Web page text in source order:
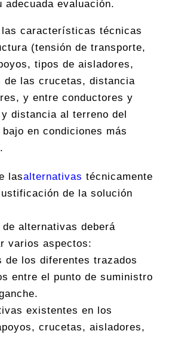
adecuada evaluación.
características técnicas
(tensión de transporte,
tipos de aisladores,
las crucetas, distancia
y entre conductores y
distancia al terreno del
en condiciones más
lasalternativas técnicamente
de la solución
de alternativas deberá
varios aspectos:
de los diferentes trazados
entre el punto de suministro
existentes en los
crucetas, aisladores,